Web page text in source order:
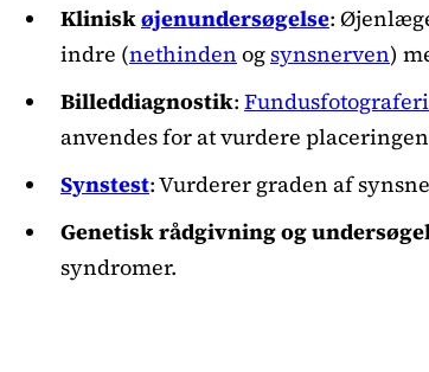
Kliniskøjenundersøgelse:
indre (nethinden ogsynsnerven)
Billeddiagnostik:
anvendes for at vurdere
Synstest: Vurderer graden af
Genetisk rådgivning og
syndromer.